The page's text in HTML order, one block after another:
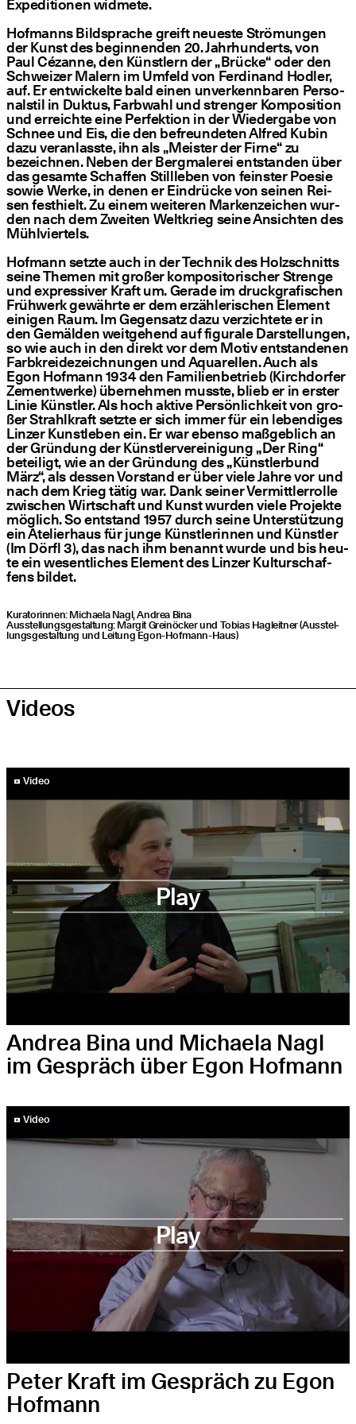
Expe­di­tio­nen wid­me­te.
Hof­manns Bild­spra­che greift neu­es­te Strö­mun­gen
der Kunst des begin­nen­den 20. Jahr­hun­derts, von
Paul Cézan­ne, den Künst­lern der„Brü­cke“ oder den
Schwei­zer Malern im Umfeld von Fer­di­nand Hod­ler,
auf. Er ent­wi­ckel­te bald einen unver­kenn­ba­ren Per­so­
nal­stil in Duk­tus, Farb­wahl und stren­ger Kom­po­si­ti­on
und erreich­te eine Per­fek­ti­on in der Wie­der­ga­be von
Schnee und Eis, die den befreun­de­ten Alfred Kubin
dazu ver­an­lass­te, ihn als„Meis­ter der Fir­ne“ zu
bezeich­nen. Neben der Berg­ma­le­rei ent­stan­den über
das gesam­te Schaf­fen Still­le­ben von feins­ter Poe­sie
sowie Wer­ke, in denen er Ein­drü­cke von sei­nen Rei­
sen fest­hielt. Zu einem wei­te­ren Mar­ken­zei­chen wur­
den nach dem Zwei­ten Welt­krieg sei­ne Ansich­ten des
Mühl­vier­tels.
Hof­mann setz­te auch in der Tech­nik des Holz­schnitts
sei­ne The­men mit gro­ßer kom­po­si­to­ri­scher Stren­ge
und expres­si­ver Kraft um. Gera­de im druck­gra­fi­schen
Früh­werk gewähr­te er dem erzäh­le­ri­schen Ele­ment
eini­gen Raum. Im Gegen­satz dazu ver­zich­te­te er in
den Gemäl­den weit­ge­hend auf figu­ra­le Dar­stel­lun­gen,
so wie auch in den direkt vor dem Motiv ent­stan­de­nen
Farb­krei­de­zeich­nun­gen und Aqua­rel­len. Auch als
Egon Hof­mann 1934 den Fami­li­en­be­trieb (Kirch­dor­fer
Zement­wer­ke) über­neh­men muss­te, blieb er in ers­ter
Linie Künst­ler. Als hoch akti­ve Per­sön­lich­keit von gro­
ßer Strahl­kraft setz­te er sich immer für ein leben­di­ges
Lin­zer Kunst­le­ben ein. Er war eben­so maß­geb­lich an
der Grün­dung der Künst­ler­ver­ei­ni­gung„Der Ring“
betei­ligt, wie an der Grün­dung des„Künst­ler­bund
März“, als des­sen Vor­stand er über vie­le Jah­re vor und
nach dem Krieg tätig war. Dank sei­ner Ver­mitt­ler­rol­le
zwi­schen Wirt­schaft und Kunst wur­den vie­le Pro­jek­te
mög­lich. So ent­stand 1957 durch sei­ne Unter­stüt­zung
ein Ate­lier­haus für jun­ge Künst­le­rin­nen und Künst­ler
(Im Dörfl 3), das nach ihm benannt wur­de und bis heu­
te ein wesent­li­ches Ele­ment des Lin­zer Kul­tur­schaf­
fens bildet.
Kura­to­rin­nen: Michae­la Nagl, Andrea Bina
Aus­stel­lungs­ge­stal­tung: Mar­git Grei­nö­cker und Tobi­as Hag­leit­ner (Aus­stel­
lungs­ge­stal­tung und Lei­tung Egon-Hofmann-Haus)
Videos
YouTube-Video abspielen
Video
Play
Andrea Bina und Michaela Nagl
im Gespräch über Egon Hofmann
YouTube-Video abspielen
Video
Play
Peter Kraft im Gespräch zu Egon
Hofmann